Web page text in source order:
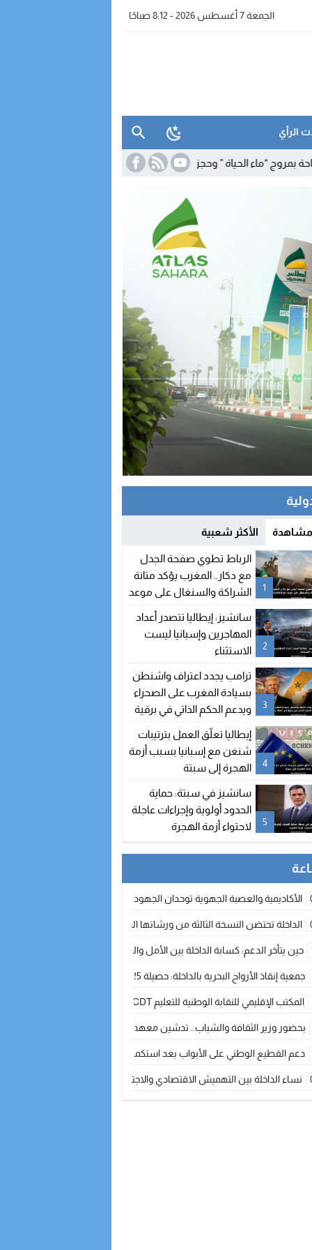
الجمعة 7 أغسطس 2026 - 8:12 صباحًا
الرأي
” وحجز معدات للتقطير 19:39 برنامج شتوي غير مسبوق لـ”رايان إير”
مشاهدة الأكثر شعبية
1
الرباط تطوي صفحة الجدل
مع دكار.. المغرب يؤكد متانة
الشراكة والسنغال على موعد
2
سانشيز: إيطاليا تتصدر أعداد
المهاجرين وإسبانيا ليست
الاستثناء
3
ترامب يجدد اعتراف واشنطن
بسيادة المغرب على الصحراء
ويدعم الحكم الذاتي في برقية
إلى الملك محمد السادس
4
إيطاليا تعلّق العمل بترتيبات
شنغن مع إسبانيا بسبب أزمة
الهجرة إلى سبتة
5
سانشيز في سبتة: حماية
الحدود أولوية وإجراءات عاجلة
لاحتواء أزمة الهجرة
الأكاديمية والعصبة الجهوية توحدان الجهود لتطوير الممارسة الكروية بجهة
الداخلة تحتضن النسخة الثالثة من ورشاتها الدولية: تكوين متخصص في التراث
حين يتأخر الدعم: كسابة الداخلة بين الأمل والقلق ؟
جمعية إنقاذ الأرواح البحرية بالداخلة: حصيلة 2025 بين مهام الإنقاذ ومشروع “دار البحار”
المكتب الإقليمي للنقابة الوطنية للتعليم CDT يجتمع مع المدير الإقليمي لمناقشة ملفات جوهرية لنساء ورجال التعليم
بحضور وزير الثقافة والشباب.. تدشين معهد الموسيقى والفنون الكوريغرافية بالداخلة
دعم القطيع الوطني على الأبواب بعد استكمال الترقيم… الفلاحة المغربية
نساء الداخلة بين التهميش الاقتصادي والاجتماعي… في المؤسسات الإنتاجية